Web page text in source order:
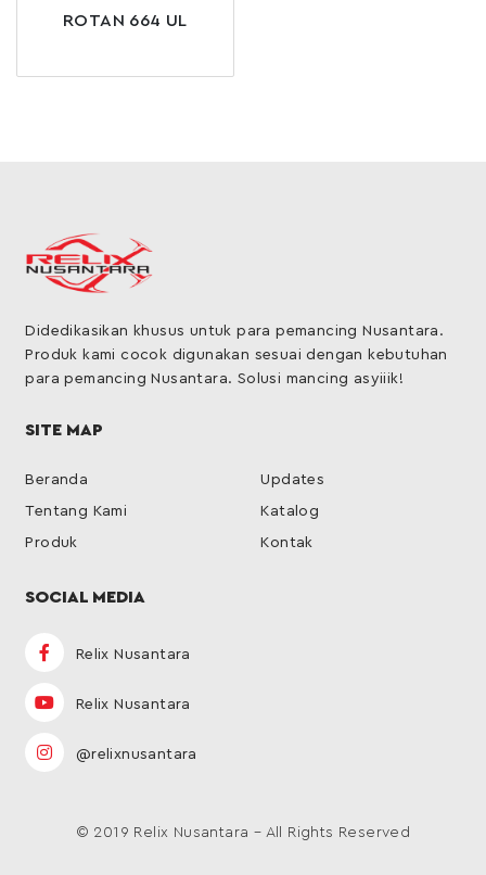
ROTAN 664 UL
Didedikasikan khusus untuk para pemancing Nusantara.
Produk kami cocok digunakan sesuai dengan kebutuhan
para pemancing Nusantara. Solusi mancing asyiiik!
SITE MAP
Beranda
Tentang Kami
Produk
Updates
Katalog
Kontak
SOCIAL MEDIA
Relix Nusantara
Relix Nusantara
@relixnusantara
© 2019 Relix Nusantara – All Rights Reserved